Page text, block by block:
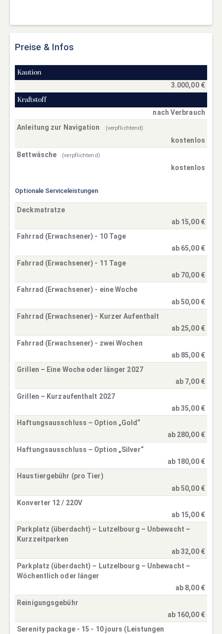
Preise & Infos
Kaution
3.000,00 €
Kraftstoff
nach Verbrauch
Anleitung zur Navigation
(verpflichtend)
kostenlos
Bettwäsche
(verpflichtend)
kostenlos
Optionale Serviceleistungen
Deckmatratze
ab 15,00 €
Fahrrad (Erwachsener) - 10 Tage
ab 65,00 €
Fahrrad (Erwachsener) - 11 Tage
ab 70,00 €
Fahrrad (Erwachsener) - eine Woche
ab 50,00 €
Fahrrad (Erwachsener) - Kurzer Aufenthalt
ab 25,00 €
Fahrrad (Erwachsener) - zwei Wochen
ab 85,00 €
Grillen – Eine Woche oder länger 2027
ab 7,00 €
Grillen – Kurzaufenthalt 2027
ab 35,00 €
Haftungsausschluss – Option „Gold“
ab 280,00 €
Haftungsausschluss – Option „Silver“
ab 180,00 €
Haustiergebühr (pro Tier)
ab 50,00 €
Konverter 12 / 220V
ab 15,00 €
Parkplatz (überdacht) – Lutzelbourg – Unbewacht –
Kurzzeitparken
ab 32,00 €
Parkplatz (überdacht) – Lutzelbourg – Unbewacht –
Wöchentlich oder länger
ab 8,00 €
Reinigungsgebühr
ab 160,00 €
Serenity package - 15 - 10 jours (Leistungen